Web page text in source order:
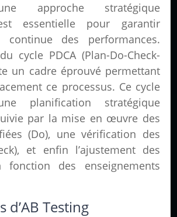
approche stratégique
essentielle pour garantir
continue des performances.
cycle PDCA (Plan-Do-Check-
un cadre éprouvé permettant
ce processus. Ce cycle
planification stratégique
par la mise en œuvre des
(Do), une vérification des
et enfin l’ajustement des
fonction des enseignements
d’AB Testing